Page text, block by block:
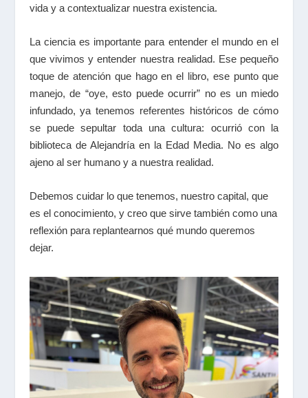
vida y a contextualizar nuestra existencia.
La ciencia es importante para entender el mundo en el
que vivimos y entender nuestra realidad. Ese pequeño
toque de atención que hago en el libro, ese punto que
manejo, de “oye, esto puede ocurrir” no es un miedo
infundado, ya tenemos referentes históricos de cómo
se puede sepultar toda una cultura: ocurrió con la
biblioteca de Alejandría en la Edad Media. No es algo
ajeno al ser humano y a nuestra realidad.
Debemos cuidar lo que tenemos, nuestro capital, que
es el conocimiento, y creo que sirve también como una
reflexión para replantearnos qué mundo queremos
dejar.